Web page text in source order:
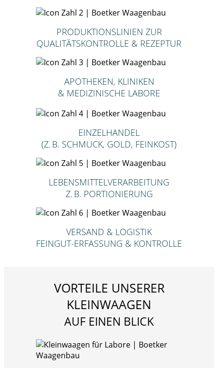
PRODUKTIONSLINIEN ZUR
QUALITÄTSKONTROLLE & REZEPTUR
APOTHEKEN, KLINIKEN
& MEDIZINISCHE LABORE
EINZELHANDEL
(Z. B. SCHMUCK, GOLD, FEINKOST)
LEBENSMITTELVERARBEITUNG
Z. B. PORTIONIERUNG
VERSAND & LOGISTIK
FEINGUT-ERFASSUNG & KONTROLLE
VORTEILE UNSERER
KLEINWAAGEN
AUF EINEN BLICK